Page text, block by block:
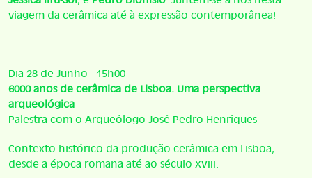
viagem da cerâmica até à expressão contemporânea!
Dia 28 de Junho - 15h00
6000 anos de cerâmica de Lisboa. Uma perspectiva
arqueológica
Palestra com o Arqueólogo José Pedro Henriques
Contexto histórico da produção cerâmica em Lisboa,
desde a época romana até ao século XVIII.